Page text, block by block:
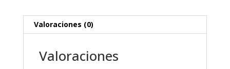
Valoraciones (0)
Valoraciones